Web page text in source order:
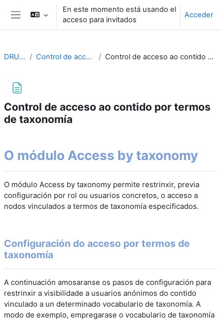
Salta al contenido principal
Panel lateral
En este momento está usando el
acceso para invitados
Acceder
DRUPAL10 Control de acceso ao contido Control de acceso ao contido por termos de taxonomía
Control de acceso ao contido por termos
de taxonomía
O módulo Access by taxonomy
O módulo Access by taxonomy permite restrinxir, previa
configuración por rol ou usuarios concretos, o acceso a
nodos vinculados a termos de taxonomía especificados.
Configuración do acceso por termos de
taxonomía
A continuación amosaranse os pasos de configuración para
restrinxir a visibilidade a usuarios anónimos do contido
vinculado a un determinado vocabulario de taxonomía. A
modo de exemplo, empregarase o vocabulario de taxonomía